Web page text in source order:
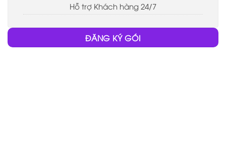
Hỗ trợ Khách hàng 24/7
ĐĂNG KÝ GÓI